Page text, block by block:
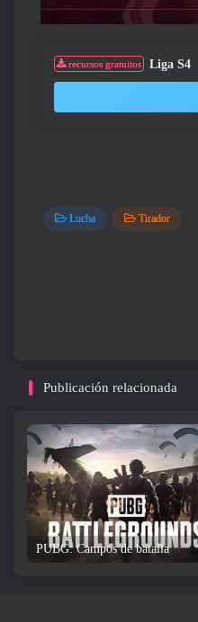
recursos gratuitos Liga S4
Lucha Tirador
Publicación relacionada
PUBG: Campos de batalla